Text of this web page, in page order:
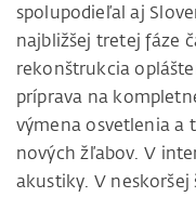
spolupodieľal aj
najbližšej tretej fáze
rekonštrukcia
príprava na
výmena osvetlenia a
nových žľabov. V
akustiky. V